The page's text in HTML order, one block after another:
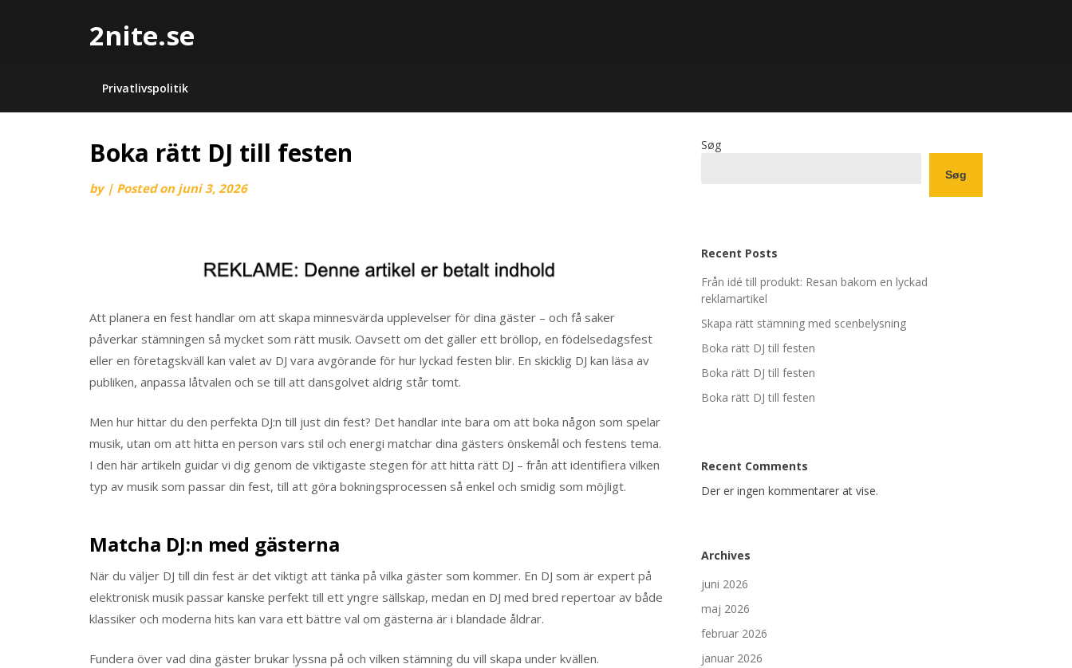
2nite.se
Privatlivspolitik
Boka rätt DJ till festen
by | Posted on juni 3, 2026
Att planera en fest handlar om att skapa minnesvärda upplevelser för dina gäster – och få saker
påverkar stämningen så mycket som rätt musik. Oavsett om det gäller ett bröllop, en födelsedagsfest
eller en företagskväll kan valet av DJ vara avgörande för hur lyckad festen blir. En skicklig DJ kan läsa av
publiken, anpassa låtvalen och se till att dansgolvet aldrig står tomt.
Men hur hittar du den perfekta DJ:n till just din fest? Det handlar inte bara om att boka någon som spelar
musik, utan om att hitta en person vars stil och energi matchar dina gästers önskemål och festens tema.
I den här artikeln guidar vi dig genom de viktigaste stegen för att hitta rätt DJ – från att identifiera vilken
typ av musik som passar din fest, till att göra bokningsprocessen så enkel och smidig som möjligt.
Matcha DJ:n med gästerna
När du väljer DJ till din fest är det viktigt att tänka på vilka gäster som kommer. En DJ som är expert på
elektronisk musik passar kanske perfekt till ett yngre sällskap, medan en DJ med bred repertoar av både
klassiker och moderna hits kan vara ett bättre val om gästerna är i blandade åldrar.
Fundera över vad dina gäster brukar lyssna på och vilken stämning du vill skapa under kvällen.
Søg
Søg
Recent Posts
Från idé till produkt: Resan bakom en lyckad
reklamartikel
Skapa rätt stämning med scenbelysning
Boka rätt DJ till festen
Boka rätt DJ till festen
Boka rätt DJ till festen
Recent Comments
Der er ingen kommentarer at vise.
Archives
juni 2026
maj 2026
februar 2026
januar 2026